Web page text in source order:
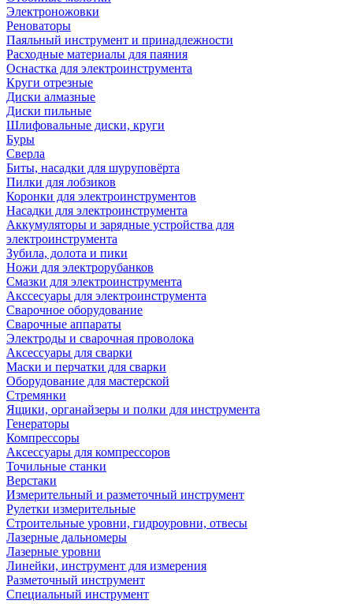
Электроножовки
Реноваторы
Паяльный инструмент и принадлежности
Расходные материалы для паяния
Оснастка для электроинструмента
Круги отрезные
Диски алмазные
Диски пильные
Шлифовальные диски, круги
Буры
Сверла
Биты, насадки для шуруповёрта
Пилки для лобзиков
Коронки для электроинструментов
Насадки для электроинструмента
Аккумуляторы и зарядные устройства для
электроинструмента
Зубила, долота и пики
Ножи для электрорубанков
Смазки для электроинструмента
Акссесуары для электроинструмента
Сварочное оборудование
Сварочные аппараты
Электроды и сварочная проволока
Аксессуары для сварки
Маски и перчатки для сварки
Оборудование для мастерской
Стремянки
Ящики, органайзеры и полки для инструмента
Генераторы
Компрессоры
Аксессуары для компрессоров
Точильные станки
Верстаки
Измерительный и разметочный инструмент
Рулетки измерительные
Строительные уровни, гидроуровни, отвесы
Лазерные дальномеры
Лазерные уровни
Линейки, инструмент для измерения
Разметочный инструмент
Специальный инструмент